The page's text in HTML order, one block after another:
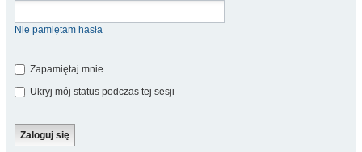
Nie pamiętam hasła
Zapamiętaj mnie
Ukryj mój status podczas tej sesji